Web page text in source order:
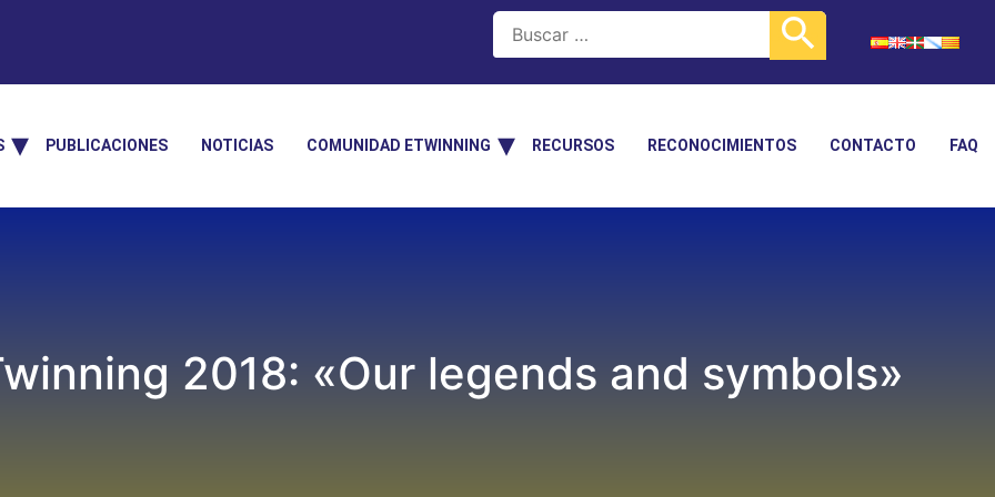
PUBLICACIONES NOTICIAS COMUNIDAD ETWINNING RECURSOS RECONOCIMIENTOS CONTACTO FAQ
2018: «Our legends and symbols»